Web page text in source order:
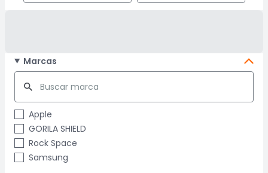
Marcas
Apple
GORILA SHIELD
Rock Space
Samsung